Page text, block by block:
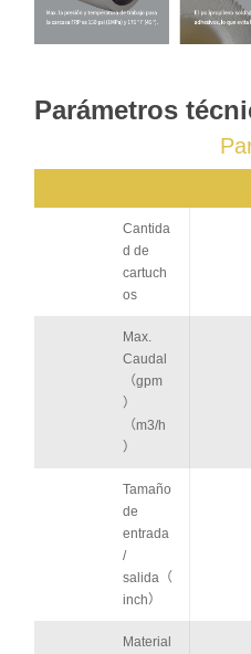
Parámetros
Cantida
d de
cartuch
os
Max.
Caudal
（gpm
）
（m3/h
）
Tamaño
de
entrada
/
salida（
inch）
Material